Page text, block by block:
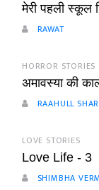
मेरी पहली स्कूल
RAWAT
HORROR STORIES
अमावस्या की
RAAHULL
LOVE STORIES
Love Life - 3
SHIMBHA